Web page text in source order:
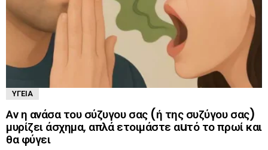
ΥΓΕΊΑ
Αν η ανάσα του σύζυγου σας (ή της συζύγου σας)
μυρίζει άσχημα, απλά ετοιμάστε αuτό το πρωί και
θα φύγει